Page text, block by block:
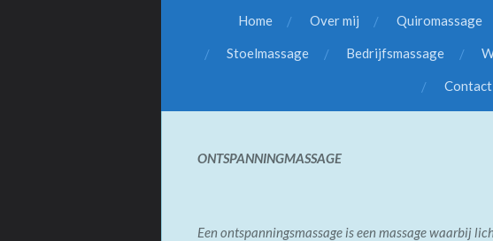
Home Over mij Quiromassage
Stoelmassage Bedrijfsmassage
Contact
ONTSPANNINGMASSAGE
Een ontspanningsmassage is een massage waarbij